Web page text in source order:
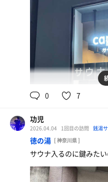
0 7
功児
2026.04.04 1回目の訪問 銭湯
徳の湯 [ 神奈川県 ]
サウナ入るのに鍵みた